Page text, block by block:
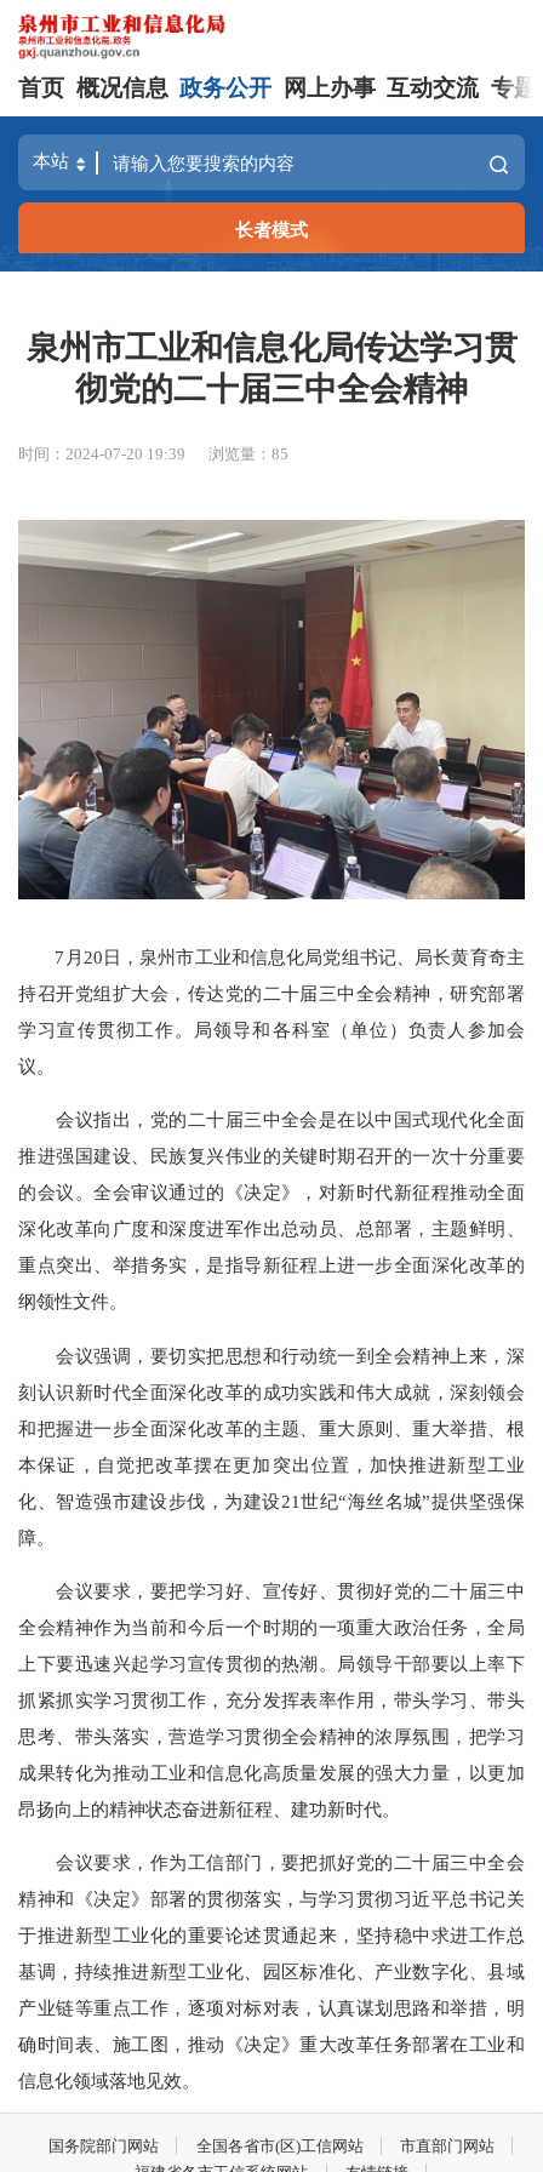
首页 概况信息 政务公开 网上办事 互动交流 专题
长者模式
泉州市工业和信息化局传达学习贯
彻党的二十届三中全会精神
时间：2024-07-20 19:39 浏览量：85
7月20日，泉州市工业和信息化局党组书记、局长黄育奇主
持召开党组扩大会，传达党的二十届三中全会精神，研究部署
学习宣传贯彻工作。局领导和各科室（单位）负责人参加会
议。
会议指出，党的二十届三中全会是在以中国式现代化全面
推进强国建设、民族复兴伟业的关键时期召开的一次十分重要
的会议。全会审议通过的《决定》，对新时代新征程推动全面
深化改革向广度和深度进军作出总动员、总部署，主题鲜明、
重点突出、举措务实，是指导新征程上进一步全面深化改革的
纲领性文件。
会议强调，要切实把思想和行动统一到全会精神上来，深
刻认识新时代全面深化改革的成功实践和伟大成就，深刻领会
和把握进一步全面深化改革的主题、重大原则、重大举措、根
本保证，自觉把改革摆在更加突出位置，加快推进新型工业
化、智造强市建设步伐，为建设21世纪“海丝名城”提供坚强保
障。
会议要求，要把学习好、宣传好、贯彻好党的二十届三中
全会精神作为当前和今后一个时期的一项重大政治任务，全局
上下要迅速兴起学习宣传贯彻的热潮。局领导干部要以上率下
抓紧抓实学习贯彻工作，充分发挥表率作用，带头学习、带头
思考、带头落实，营造学习贯彻全会精神的浓厚氛围，把学习
成果转化为推动工业和信息化高质量发展的强大力量，以更加
昂扬向上的精神状态奋进新征程、建功新时代。
会议要求，作为工信部门，要把抓好党的二十届三中全会
精神和《决定》部署的贯彻落实，与学习贯彻习近平总书记关
于推进新型工业化的重要论述贯通起来，坚持稳中求进工作总
基调，持续推进新型工业化、园区标准化、产业数字化、县域
产业链等重点工作，逐项对标对表，认真谋划思路和举措，明
确时间表、施工图，推动《决定》重大改革任务部署在工业和
信息化领域落地见效。
国务院部门网站 全国各省市(区)工信网站
市直部门网站